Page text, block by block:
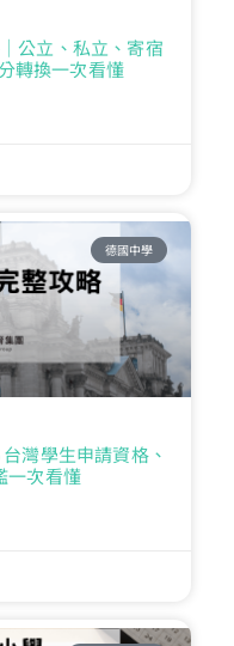
公立、私立、寄宿
轉換一次看懂
德國中學
灣學生申請資格、
一次看懂